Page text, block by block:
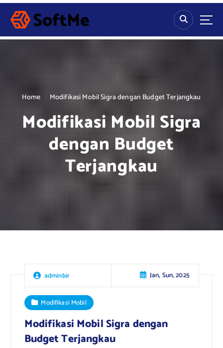
S
p
Home Modifikasi Mobil Sigra dengan Budget Terjangkau
Modifikasi Mobil Sigra
dengan Budget
Terjangkau
adminbir Jan, Sun, 2025
Modifikasi Mobil
Modifikasi Mobil Sigra dengan
Budget Terjangkau